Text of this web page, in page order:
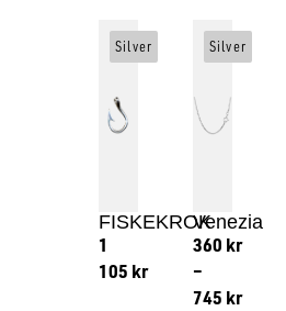
FISKEKROK
1
105 kr
Silver
Venezia
360 kr
–
745 kr
Silver